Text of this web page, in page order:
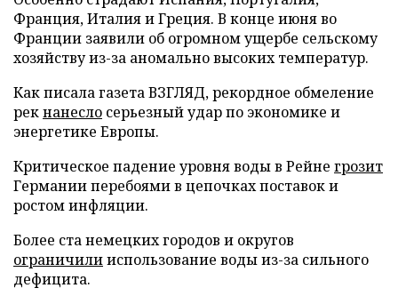
Франция, Италия и Греция. В конце июня во
Франции заявили об огромном ущербе сельскому
хозяйству из-за аномально высоких температур.
Как писала газета ВЗГЛЯД, рекордное обмеление
рекнанесло серьезный удар по экономике и
энергетике Европы.
Критическое падение уровня воды в Рейне грозит
Германии перебоями в цепочках поставок и
ростом инфляции.
Более ста немецких городов и округов
ограничилииспользование воды из-за сильного
дефицита.